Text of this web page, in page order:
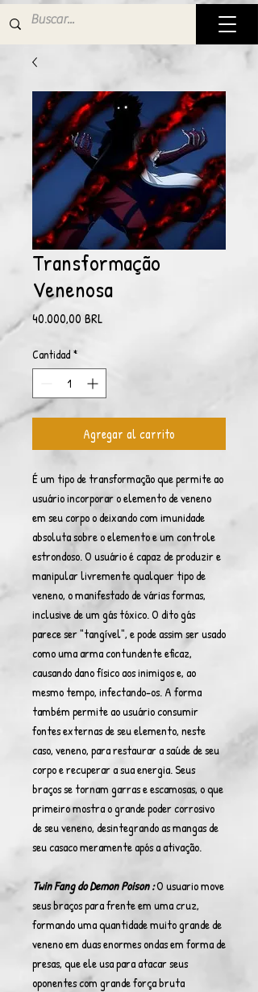
Transformação
Venenosa
40.000,00 BRLPrecio
Cantidad *
Agregar al carrito
É um tipo de transformação que permite ao
usuário incorporar o elemento de veneno
em seu corpo o deixando com imunidade
absoluta sobre o elemento e um controle
estrondoso. O usuário é capaz de produzir e
manipular livremente qualquer tipo de
veneno, o manifestado de várias formas,
inclusive de um gás tóxico. O dito gás
parece ser "tangível", e pode assim ser usado
como uma arma contundente eficaz,
causando dano físico aos inimigos e, ao
mesmo tempo, infectando-os. A forma
também permite ao usuário consumir
fontes externas de seu elemento, neste
caso, veneno, para restaurar a saúde de seu
corpo e recuperar a sua energia. Seus
braços se tornam garras e escamosas, o que
primeiro mostra o grande poder corrosivo
de seu veneno, desintegrando as mangas de
seu casaco meramente após a ativação.
Twin Fang do Demon Poison :O usuario move
seus braços para frente em uma cruz,
formando uma quantidade muito grande de
veneno em duas enormes ondas em forma de
presas, que ele usa para atacar seus
oponentes com grande força bruta